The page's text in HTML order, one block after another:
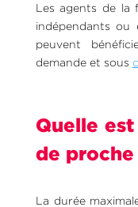
Les agents de la
indépendants ou
peuvent
demande et sous
Quelle
de proche
La durée